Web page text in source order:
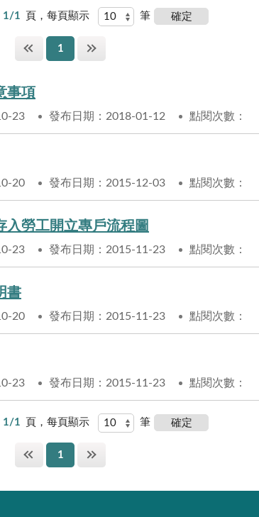
1/1 頁，每頁顯示 筆
1
事項
23 發布日期：2018-01-12 點閱次數：
20 發布日期：2015-12-03 點閱次數：
入勞工開立專戶流程圖
23 發布日期：2015-11-23 點閱次數：
書
20 發布日期：2015-11-23 點閱次數：
23 發布日期：2015-11-23 點閱次數：
1/1 頁，每頁顯示 筆
1